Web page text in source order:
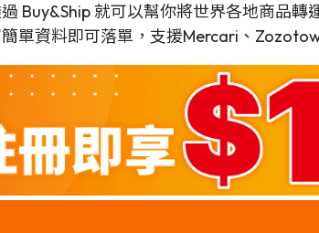
Buy&Ship 就可以幫你將世界各地商品轉
簡單資料即可落單，支援Mercari、